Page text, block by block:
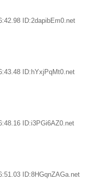
ID:2dapibEm0.net
ID:hYxjPqMt0.net
ID:i3PGi6AZ0.net
ID:8HGqnZAGa.net